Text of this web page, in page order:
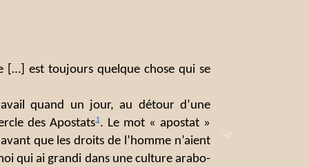
[…] est toujours quelque chose qui se
quand un jour, au détour d’une
des Apostats1. Le mot « apostat »
que les droits de l’homme n’aient
qui ai grandi dans une culture arabo-